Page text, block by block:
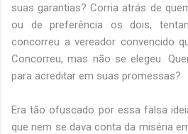
suas garantias? Corria atrás de
ou de preferência os dois,
concorreu a vereador convencido
Concorreu, mas não se elegeu.
para acreditar em suas promessas?
Era tão ofuscado por essa falsa
que nem se dava conta da miséria